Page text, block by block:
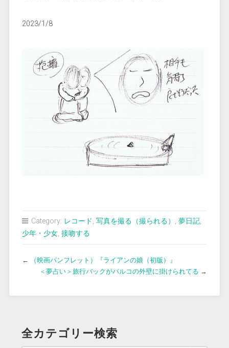
2023/1/8
Category: レコード, 写真を撮る（撮られる） , 夢日記,
少年・少女, 接吻する
←
（映画パンフレット）『ライアンの娘（初版）』
＜夢占い＞旅行バックがパルコの外壁に掛けられてる →
全カテゴリー検索